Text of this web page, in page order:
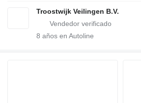
Troostwijk Veilingen B.V.
8 años en Autoline